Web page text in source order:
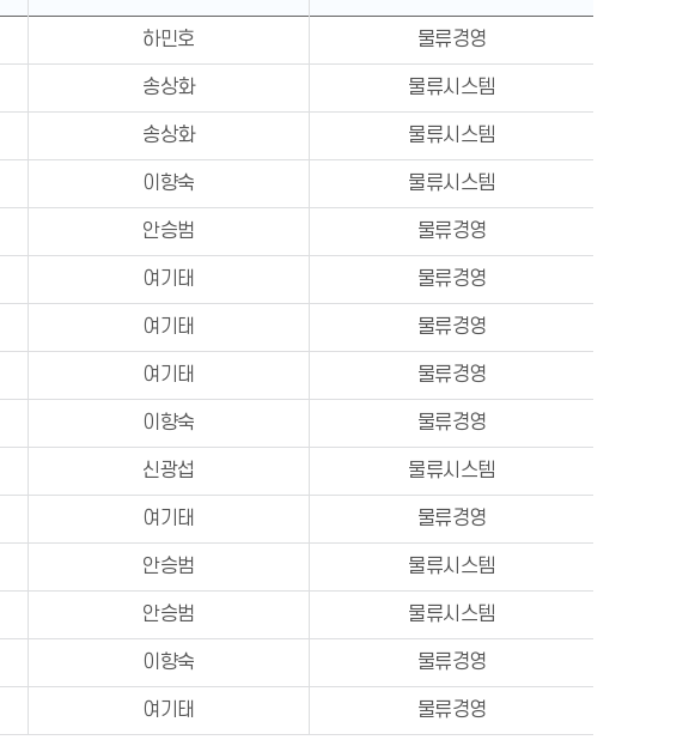
하민호 물류경영
송상화 물류시스템
송상화 물류시스템
이향숙 물류시스템
안승범 물류경영
여기태 물류경영
여기태 물류경영
여기태 물류경영
이향숙 물류경영
신광섭 물류시스템
여기태 물류경영
안승범 물류시스템
안승범 물류시스템
이향숙 물류경영
여기태 물류경영